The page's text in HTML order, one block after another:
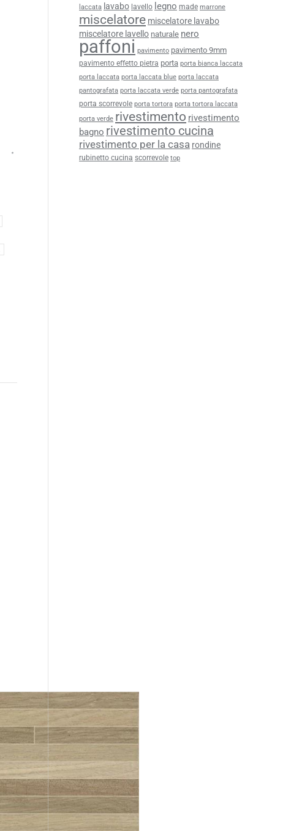
laccata lavabo lavello legno made marrone
miscelatore miscelatore lavabo
miscelatore lavello naturale nero
paffoni pavimento pavimento 9mm
pavimento effetto pietra porta porta bianca laccata
porta laccata porta laccata blue porta laccata
pantografata porta laccata verde porta pantografata
porta scorrevole porta tortora porta tortora laccata
porta verde rivestimento rivestimento
bagno rivestimento cucina
rivestimento per la casa rondine
rubinetto cucina scorrevole top